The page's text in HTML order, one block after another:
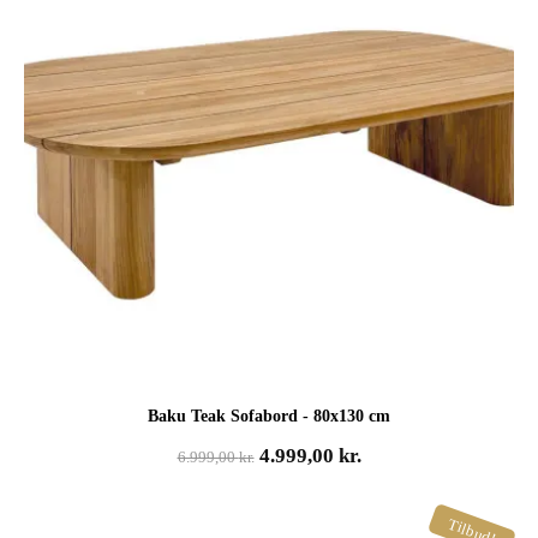
Baku Teak Sofabord - 80x130 cm
6.999,00kr. Den
4.999,00 kr.Den